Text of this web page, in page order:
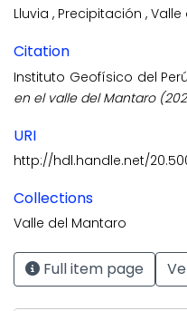
Lluvia , Precipitación , Valle
Citation
Instituto Geofísico del
en el valle del Mantaro
URI
http://hdl.handle.net/
Collections
Valle del Mantaro
Full item page